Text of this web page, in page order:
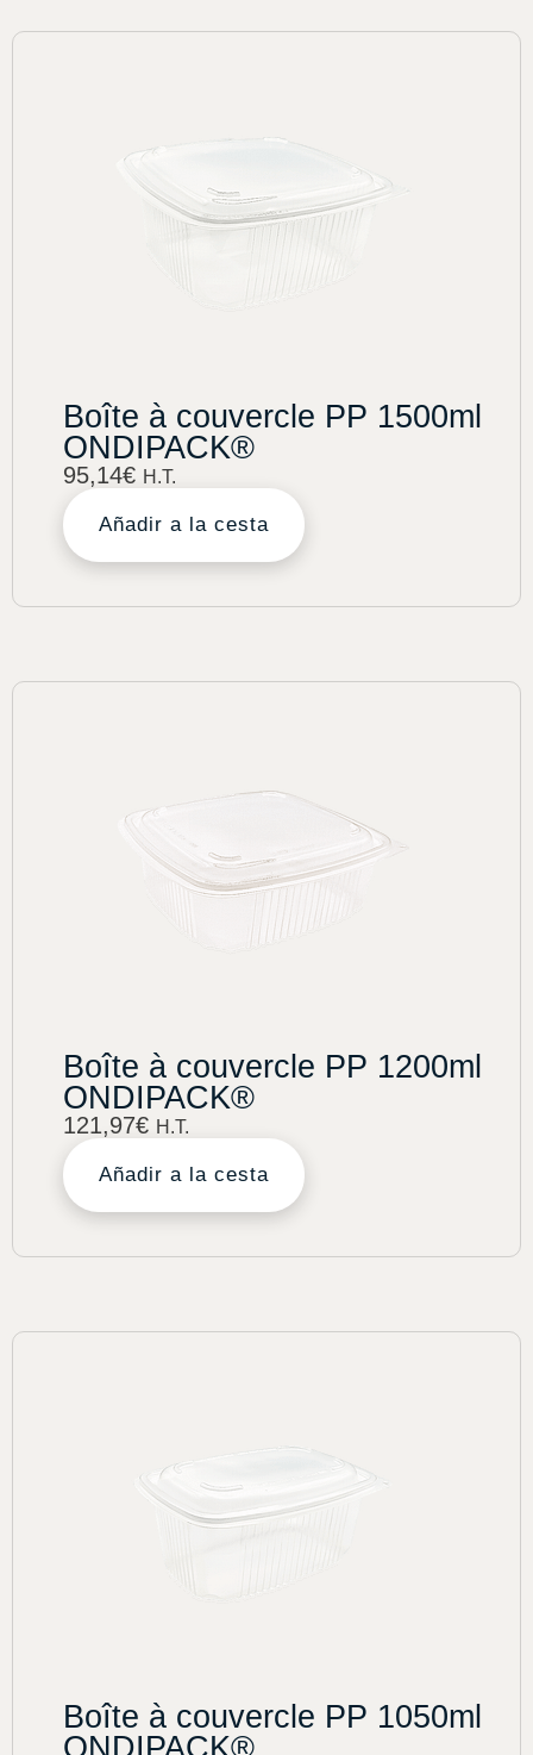
Boîte à couvercle PP 1500ml
ONDIPACK®
95,14€ H.T.
Añadir a la cesta
Boîte à couvercle PP 1200ml
ONDIPACK®
121,97€ H.T.
Añadir a la cesta
Boîte à couvercle PP 1050ml
ONDIPACK®